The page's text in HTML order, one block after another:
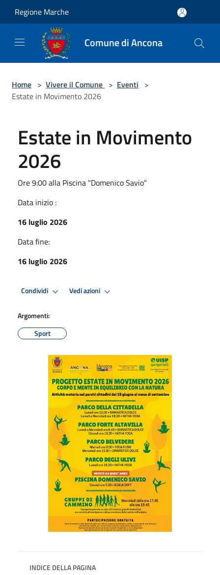
Regione Marche
Comune di Ancona
Home > Vivere il Comune > Eventi >
Estate in Movimento 2026
Estate in Movimento
2026
Ore 9:00 alla Piscina "Domenico Savio"
Data inizio :
16 luglio 2026
Data fine:
16 luglio 2026
Condividi Vedi azioni
Argomenti:
Sport
INDICE DELLA PAGINA